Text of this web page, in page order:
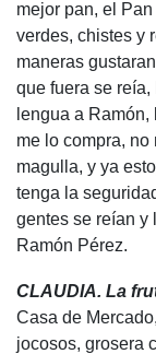
mejor pan, el
verdes, chistes y
maneras
que fuera se
lengua a
me lo compra, no
magulla, y ya
tenga la
gentes se reían y
Ramón Pérez.
CLAUDIA. La
Casa de
jocosos, grosera